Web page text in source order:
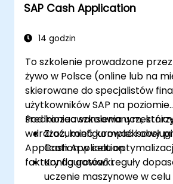
SAP Cash Application
14 godzin
To szkolenie prowadzone
żywo w Polsce (online lub na
skierowane do specjalistów
użytkowników SAP na poziomie
średniozaawansowanym,
wdrażać, konfigurować i
Application w celu
faktury do gotówki.
Pod koniec szkolenia
Zrozumieć kompleksowy
Cash Application.
Konfigurować reguły
uczenie maszynowe w